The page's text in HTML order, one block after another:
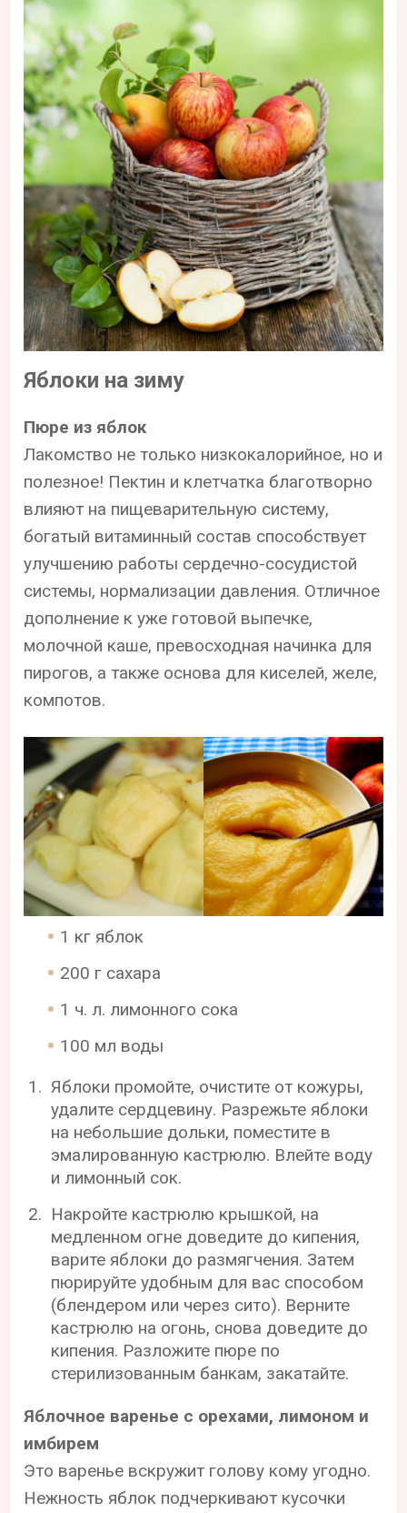
Яблоки на зиму
Пюре из яблок
Лакомство не только низкокалорийное, но и
полезное! Пектин и клетчатка благотворно
влияют на пищеварительную систему,
богатый витаминный состав способствует
улучшению работы сердечно-сосудистой
системы, нормализации давления. Отличное
дополнение к уже готовой выпечке,
молочной каше, превосходная начинка для
пирогов, а также основа для киселей, желе,
компотов.
1 кг яблок
200 г сахара
1 ч. л. лимонного сока
100 мл воды
Яблоки промойте, очистите от кожуры,
удалите сердцевину. Разрежьте яблоки
на небольшие дольки, поместите в
эмалированную кастрюлю. Влейте воду
и лимонный сок.
Накройте кастрюлю крышкой, на
медленном огне доведите до кипения,
варите яблоки до размягчения. Затем
пюрируйте удобным для вас способом
(блендером или через сито). Верните
кастрюлю на огонь, снова доведите до
кипения. Разложите пюре по
стерилизованным банкам, закатайте.
Яблочное варенье с орехами, лимоном и
имбирем
Это варенье вскружит голову кому угодно.
Нежность яблок подчеркивают кусочки